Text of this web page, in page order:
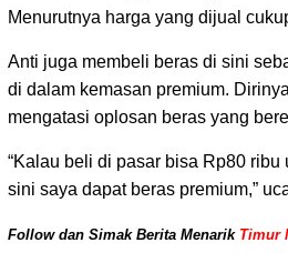
Menurutnya harga yang dijual
Anti juga membeli beras di sini
di dalam kemasan premium.
mengatasi oplosan beras yang
“Kalau beli di pasar bisa Rp80 ribu
sini saya dapat beras premium,”
Follow dan Simak Berita Menarik Timur